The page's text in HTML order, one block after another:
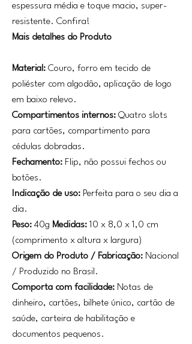
espessura média e toque macio, super-
resistente. Confira!
Mais detalhes do Produto
Material: Couro, forro em tecido de
poliéster com algodão, aplicação de logo
em baixo relevo.
Compartimentos internos: Quatro slots
para cartões, compartimento para
cédulas dobradas.
Fechamento: Flip, não possui fechos ou
botões.
Indicação de uso: Perfeita para o seu dia a
dia.
Peso: 40g Medidas: 10 x 8,0 x 1,0 cm
(comprimento x altura x largura)
Origem do Produto / Fabricação: Nacional
/ Produzido no Brasil.
Comporta com facilidade: Notas de
dinheiro, cartões, bilhete único, cartão de
saúde, carteira de habilitação e
documentos pequenos.